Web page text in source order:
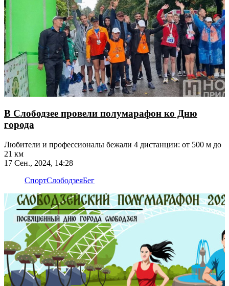
В Слободзее провели полумарафон ко Дню
города
Любители и профессионалы бежали 4 дистанции: от 500 м до
21 км
17 Сен., 2024, 14:28
СпортСлободзеяБег